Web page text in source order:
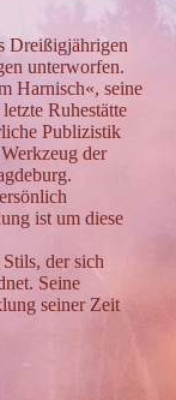
Dreißigjährigen
unterworfen.
Harnisch«, seine
Ruhestätte
Publizistik
der
ist um diese
der sich
Seine
seiner Zeit